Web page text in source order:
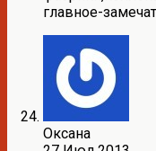
главное-
Оксана